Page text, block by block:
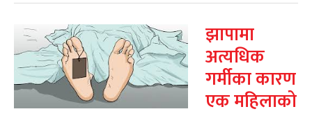
झापामा
अत्यधिक
गर्मीका कारण
एक महिलाको